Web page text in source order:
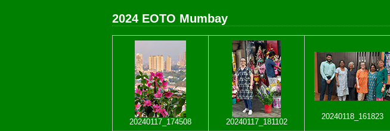
2024 EOTO Mumbay
20240117_174508 20240117_181102
20240118_161823